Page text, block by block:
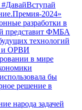
2024»
разработки в
представит ФМБА
технологий
и ОРВИ
в мире
бы
решение в
народа задачей